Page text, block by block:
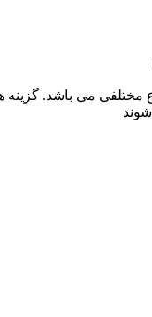
مختلفی می باشد. گزینه